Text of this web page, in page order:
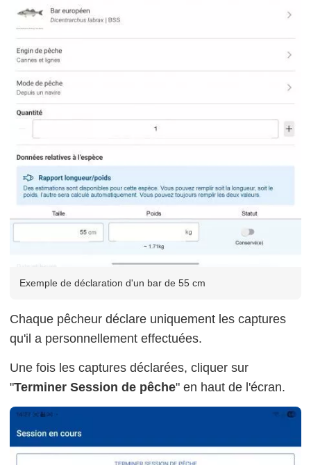
Exemple de déclaration d'un bar de 55 cm
Chaque pêcheur déclare uniquement les captures
qu'il a personnellement effectuées.
Une fois les captures déclarées, cliquer sur
"Terminer Session de pêche" en haut de l'écran.